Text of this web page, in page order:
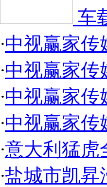
车
·中视赢家传
·中视赢家传
·中视赢家传
·中视赢家传
·意大利猛虎
·盐城市凯昇